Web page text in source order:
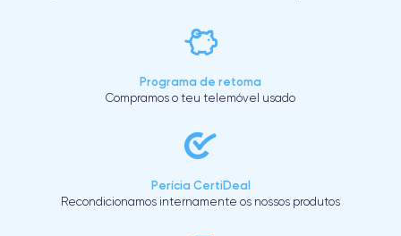
Programa de retoma
Compramos o teu telemóvel usado
Perícia CertiDeal
Recondicionamos internamente os nossos produtos